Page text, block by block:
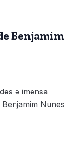
Benjamim
e imensa
Nunes